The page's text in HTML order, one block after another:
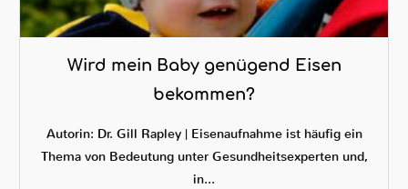
Wird mein Baby genügend Eisen
bekommen?
Autorin: Dr. Gill Rapley | Eisenaufnahme ist häufig ein
Thema von Bedeutung unter Gesundheitsexperten und,
in...